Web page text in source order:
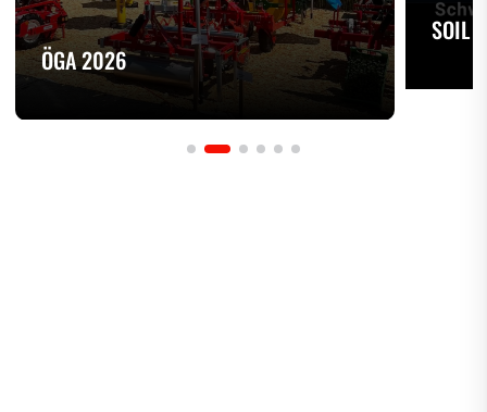
ÖGA 2026
SOIL